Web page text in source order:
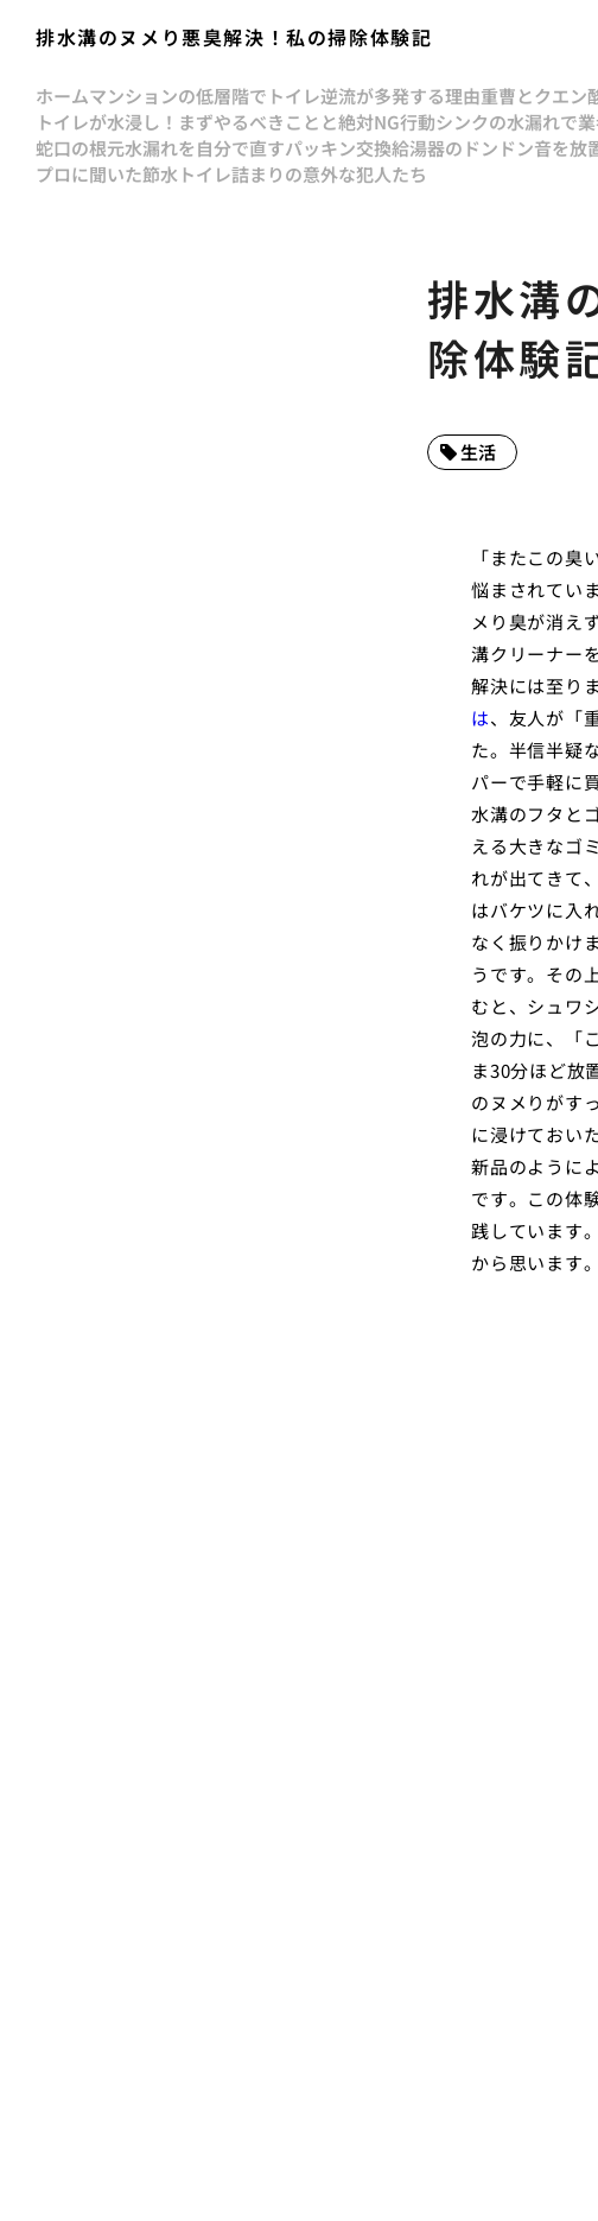
排水溝のヌメり悪臭解決！私の掃除体験記
ホームマンションの低層階でトイレ逆流が多発する理由重曹とクエン
トイレが水浸し！まずやるべきことと絶対NG行動シンクの水漏れで
蛇口の根元水漏れを自分で直すパッキン交換給湯器のドンドン音を放
プロに聞いた節水トイレ詰まりの意外な犯人たち
排水溝
除体験
生活
「またこの
悩まされてい
メり臭が消え
溝クリーナー
解決には至り
は、友人が「
た。半信半疑
パーで手軽に
水溝のフタと
える大きなゴ
れが出てきて
はバケツに入
なく振りかけ
うです。その
むと、シュワ
泡の力に、「
ま30分ほど放
のヌメりがす
に浸けておい
新品のように
です。この体
践しています
から思います。